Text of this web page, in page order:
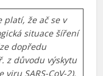
platí, že ač se v
situace šíření
dopředu
z důvodu výskytu
SARS-CoV-2).